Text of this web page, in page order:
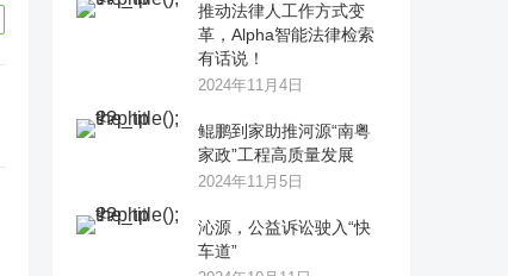
推动法律人工作方式变
革，Alpha智能法律检索
有话说！
2024年11月4日
鲲鹏到家助推河源“南粤
家政”工程高质量发展
2024年11月5日
沁源，公益诉讼驶入“快
车道”